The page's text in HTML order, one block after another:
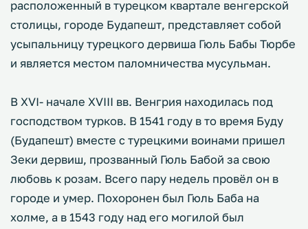
расположенный в турецком квартале венгерской
столицы, городе Будапешт, представляет собой
усыпальницу турецкого дервиша Гюль Бабы Тюрбе
и является местом паломничества мусульман.
В XVI- начале XVIII вв. Венгрия находилась под
господством турков. В 1541 году в то время Буду
(Будапешт) вместе с турецкими воинами пришел
Зеки дервиш, прозванный Гюль Бабой за свою
любовь к розам. Всего пару недель провёл он в
городе и умер. Похоронен был Гюль Баба на
холме, а в 1543 году над его могилой был